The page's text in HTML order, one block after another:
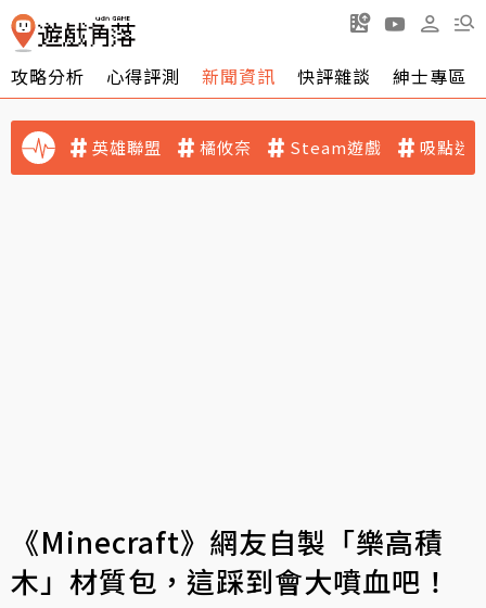
攻略分析 心得評測 新聞資訊 快評雜談 紳士專區
英雄聯盟 橘攸奈 Steam遊戲 吸點迷
《Minecraft》網友自製「樂高積
木」材質包，這踩到會大噴血吧！